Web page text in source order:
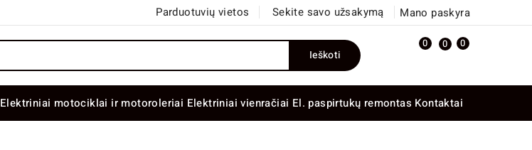
Parduotuvių vietos Sekite savo užsakymą Mano paskyra
Ieškoti
0 0 0
Elektriniai motociklai ir motoroleriai Elektriniai vienračiai El. paspirtukų remontas Kontaktai